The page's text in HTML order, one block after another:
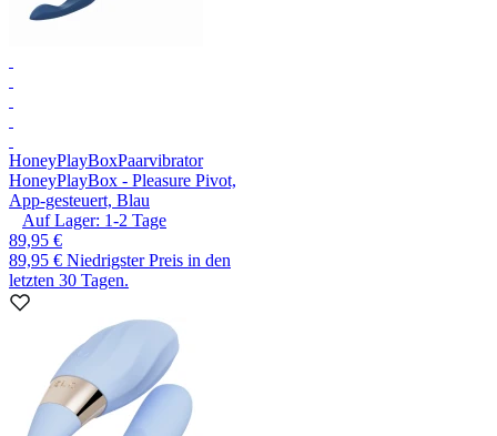
HoneyPlayBoxPaarvibrator
HoneyPlayBox - Pleasure Pivot,
App-gesteuert, Blau
Auf Lager: 1-2 Tage
89,95 €
89,95 € Niedrigster Preis in den
letzten 30 Tagen.